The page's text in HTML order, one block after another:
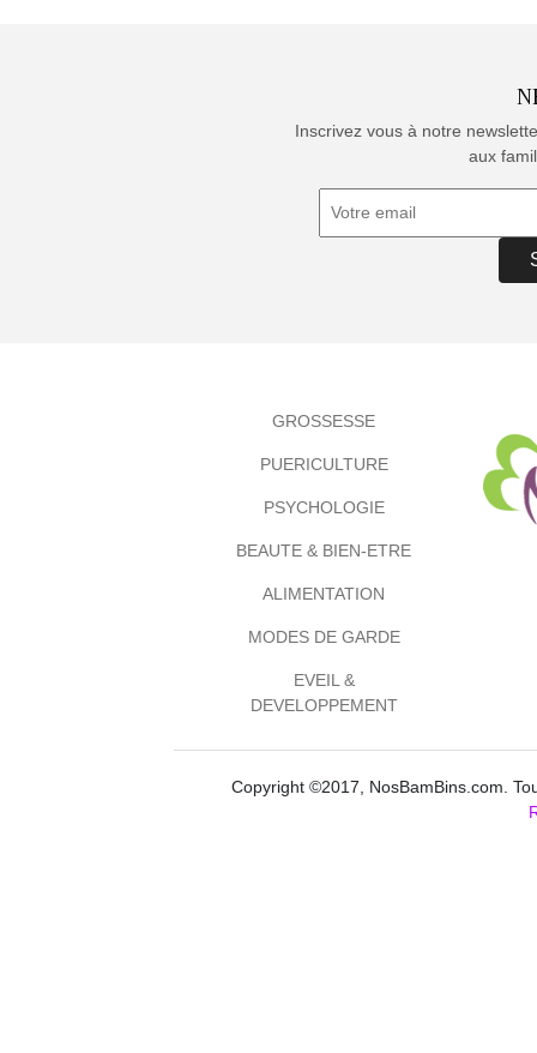
Inscrivez vous à notre
aux
GROSSESSE
PUERICULTURE
PSYCHOLOGIE
BEAUTE & BIEN-ETRE
ALIMENTATION
MODES DE GARDE
EVEIL &
DEVELOPPEMENT
Copyright ©2017, NosBamBins.com.